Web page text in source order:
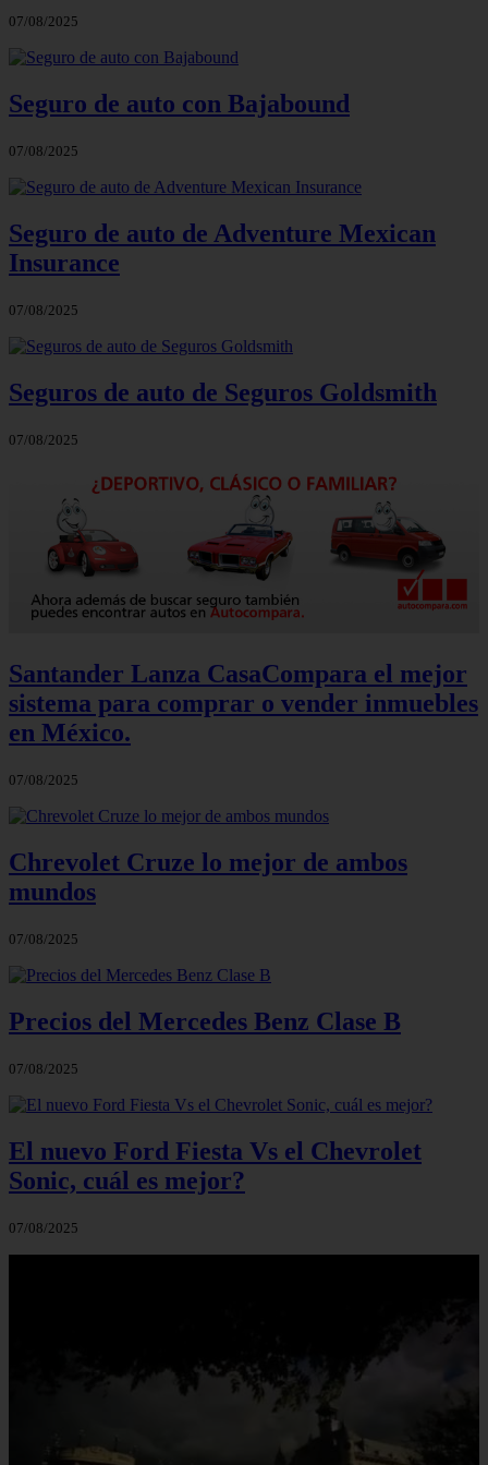
07/08/2025
Seguro de auto con Bajabound
07/08/2025
Seguro de auto de Adventure Mexican
Insurance
07/08/2025
Seguros de auto de Seguros Goldsmith
07/08/2025
Santander Lanza CasaCompara el mejor
sistema para comprar o vender inmuebles
en México.
07/08/2025
Chrevolet Cruze lo mejor de ambos
mundos
07/08/2025
Precios del Mercedes Benz Clase B
07/08/2025
El nuevo Ford Fiesta Vs el Chevrolet
Sonic, cuál es mejor?
07/08/2025